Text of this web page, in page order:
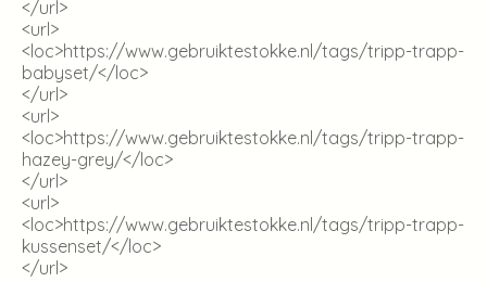
</url>
<url>
<loc>https://www.gebruiktestokke.nl/tags/tripp-trapp-
babyset/</loc>
</url>
<url>
<loc>https://www.gebruiktestokke.nl/tags/tripp-trapp-
hazey-grey/</loc>
</url>
<url>
<loc>https://www.gebruiktestokke.nl/tags/tripp-trapp-
kussenset/</loc>
</url>